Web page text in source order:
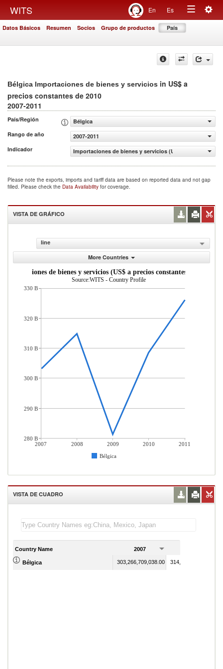
WITS En Es
Toggle
Datos Básicos Resumen Socios Grupo de productos País
Bélgica Importaciones de bienes y servicios in US$ a
precios constantes de 2010
2007-2011
País/Región
Bélgica
Rango de año
2007-2011
Indicador
Importaciones de bienes y servicios (US$ a precios
Please note the exports, imports and tariff data are based on reported data and not gap
filled. Please check the Data Availability for coverage.
VISTA DE GRÁFICO
line
More Countries
Importaciones de bienes y servicios (US$ a precios constantes de 2010)
Source:WITS - Country Profile
2007 2008 2009 2010
2011
Bélgica
330 B
320 B
310 B
300 B
290 B
280 B
VISTA DE CUADRO
Country Name 2007
Bélgica 303,266,709,038.00 314,806,000,906.00